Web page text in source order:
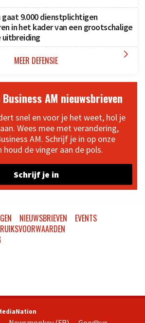
gaat 9.000 dienstplichtigen
in het kader van een grootschalige
uitbreiding
MEER DEFENSIE 
AM nieuwsbrieven
snel en voor je het weet, hol je
Wees mee met verandering,
AM. Schrijf je in op onze
houd de vinger aan de pols.
Schrijf je in
NIEUWSBRIEVEN
EVENTS